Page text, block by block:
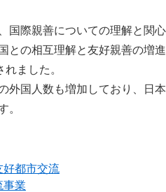
国際親善についての理解と関
との相互理解と友好親善の増
ました。
外国人数も増加しており、日
。
好都市交流
事業